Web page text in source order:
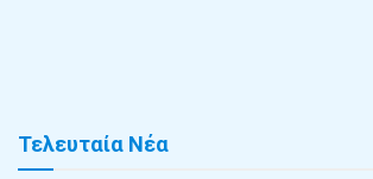
Τελευταία Νέα